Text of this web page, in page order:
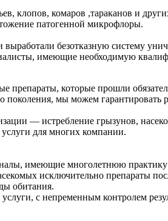
клопов, комаров ,тараканов и
патогенной микрофлоры.
безотказную систему
имеющие необходимую
препараты, которые прошли
мы можем гарантировать
— истребление грызунов,
для многих компании.
имеющие многолетнюю практику
исключительно препараты
обитания.
с непременным контролем